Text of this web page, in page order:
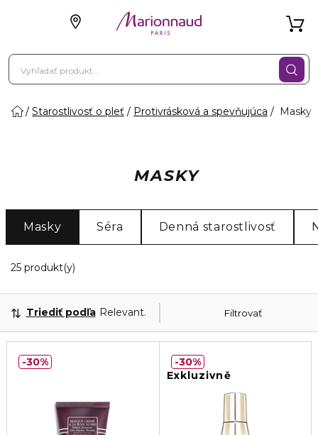
Starostlivosť o pleť Protivrásková a spevňujúca Masky
MASKY
Masky Séra Denná starostlivosť
25 produkt(y)
Filtrovať
Triediť podľa Relevantnosť
30%
Exkluzivně
30%